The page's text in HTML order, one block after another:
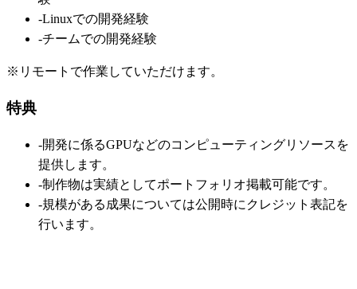
-Linuxでの開発経験
-チームでの開発経験
※リモートで作業していただけます。
特典
-開発に係るGPUなどのコンピューティングリソースを
提供します。
-制作物は実績としてポートフォリオ掲載可能です。
-規模がある成果については公開時にクレジット表記を
行います。